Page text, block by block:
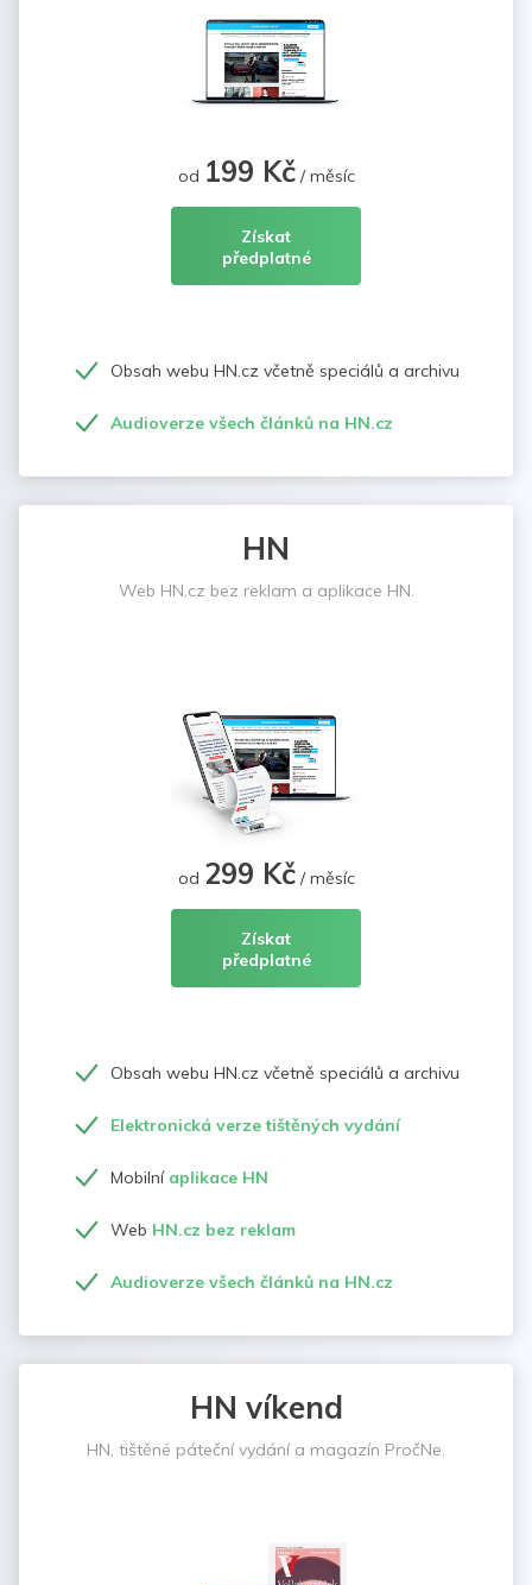
od 199 Kč/ měsíc
Získat
předplatné
Obsah webu HN.cz včetně speciálů a archivu
Audioverze všech článků na HN.cz
HN
Web HN.cz bez reklam a aplikace HN.
od 299 Kč/ měsíc
Získat
předplatné
Obsah webu HN.cz včetně speciálů a archivu
Elektronická verze tištěných vydání
Mobilní aplikace HN
Web HN.cz bez reklam
Audioverze všech článků na HN.cz
HN víkend
HN, tištěné páteční vydání a magazín PročNe.